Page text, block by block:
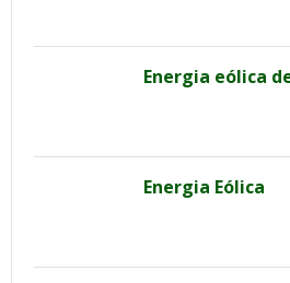
Energia eólica
Energia Eólica